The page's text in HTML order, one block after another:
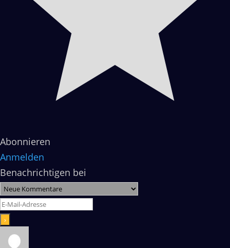
Abonnieren
Anmelden
Benachrichtigen bei